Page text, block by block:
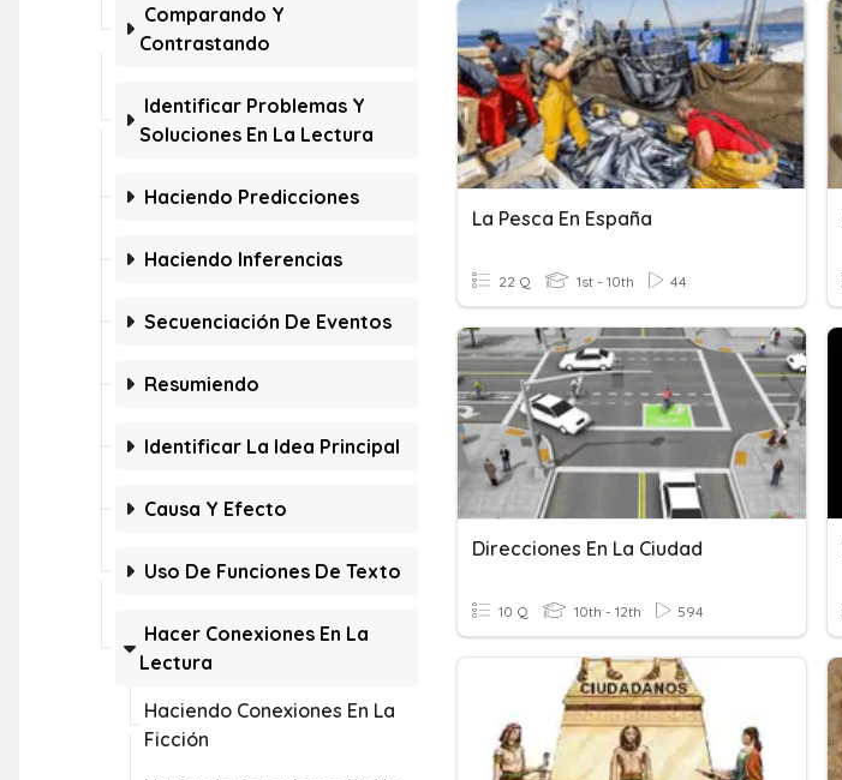
Comparando Y
Contrastando
Identificar Problemas Y
Soluciones En La Lectura
Haciendo Predicciones
Haciendo Inferencias
Secuenciación De Eventos
Resumiendo
Identificar La Idea Principal
Causa Y Efecto
Uso De Funciones De Texto
Hacer Conexiones En La
Lectura
Haciendo Conexiones En La
Ficción
La Pesca En España
22 Q 1st - 10th 44
Direcciones En La Ciudad
10 Q 10th - 12th 594